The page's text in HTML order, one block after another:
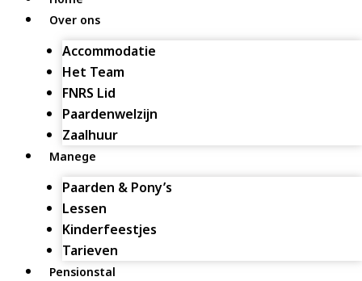
Over ons
Accommodatie
Het Team
FNRS Lid
Paardenwelzijn
Zaalhuur
Manege
Paarden & Pony’s
Lessen
Kinderfeestjes
Tarieven
Pensionstal